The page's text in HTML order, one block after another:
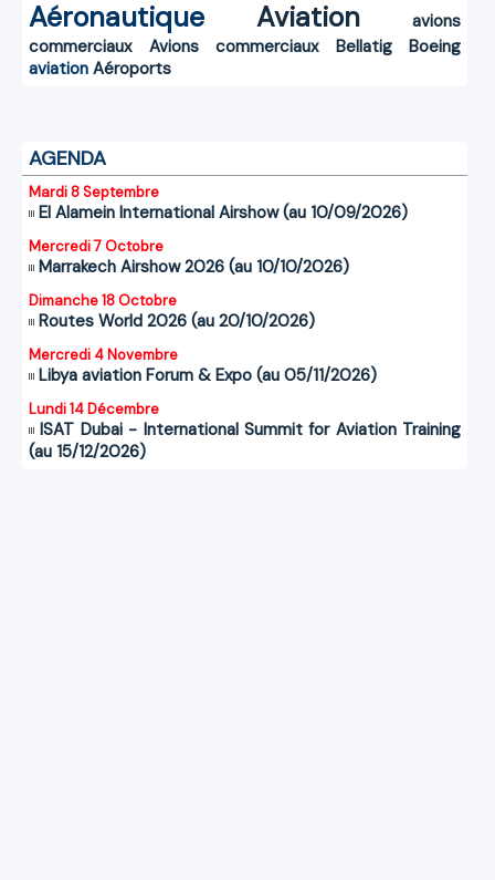
Aéronautique Aviation
avions
commerciaux
Avions commerciaux Bellatig
Boeing
aviation Aéroports
AGENDA
Mardi 8 Septembre
El Alamein International Airshow (au 10/09/2026)
Mercredi 7 Octobre
Marrakech Airshow 2026 (au 10/10/2026)
Dimanche 18 Octobre
Routes World 2026 (au 20/10/2026)
Mercredi 4 Novembre
Libya aviation Forum & Expo (au 05/11/2026)
Lundi 14 Décembre
ISAT Dubai - International Summit for Aviation Training
(au 15/12/2026)